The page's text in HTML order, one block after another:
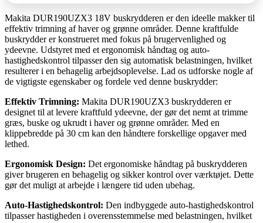
Makita DUR190UZX3 18V buskrydderen er den ideelle makker til
effektiv trimning af haver og grønne områder. Denne kraftfulde
buskrydder er konstrueret med fokus på brugervenlighed og
ydeevne. Udstyret med et ergonomisk håndtag og auto-
hastighedskontrol tilpasser den sig automatisk belastningen, hvilket
resulterer i en behagelig arbejdsoplevelse. Lad os udforske nogle af
de vigtigste egenskaber og fordele ved denne buskrydder:
Effektiv Trimning: Makita DUR190UZX3 buskrydderen er
designet til at levere kraftfuld ydeevne, der gør det nemt at trimme
græs, buske og ukrudt i haver og grønne områder. Med en
klippebredde på 30 cm kan den håndtere forskellige opgaver med
lethed.
Ergonomisk Design: Det ergonomiske håndtag på buskrydderen
giver brugeren en behagelig og sikker kontrol over værktøjet. Dette
gør det muligt at arbejde i længere tid uden ubehag.
Auto-Hastighedskontrol: Den indbyggede auto-hastighedskontrol
tilpasser hastigheden i overensstemmelse med belastningen, hvilket